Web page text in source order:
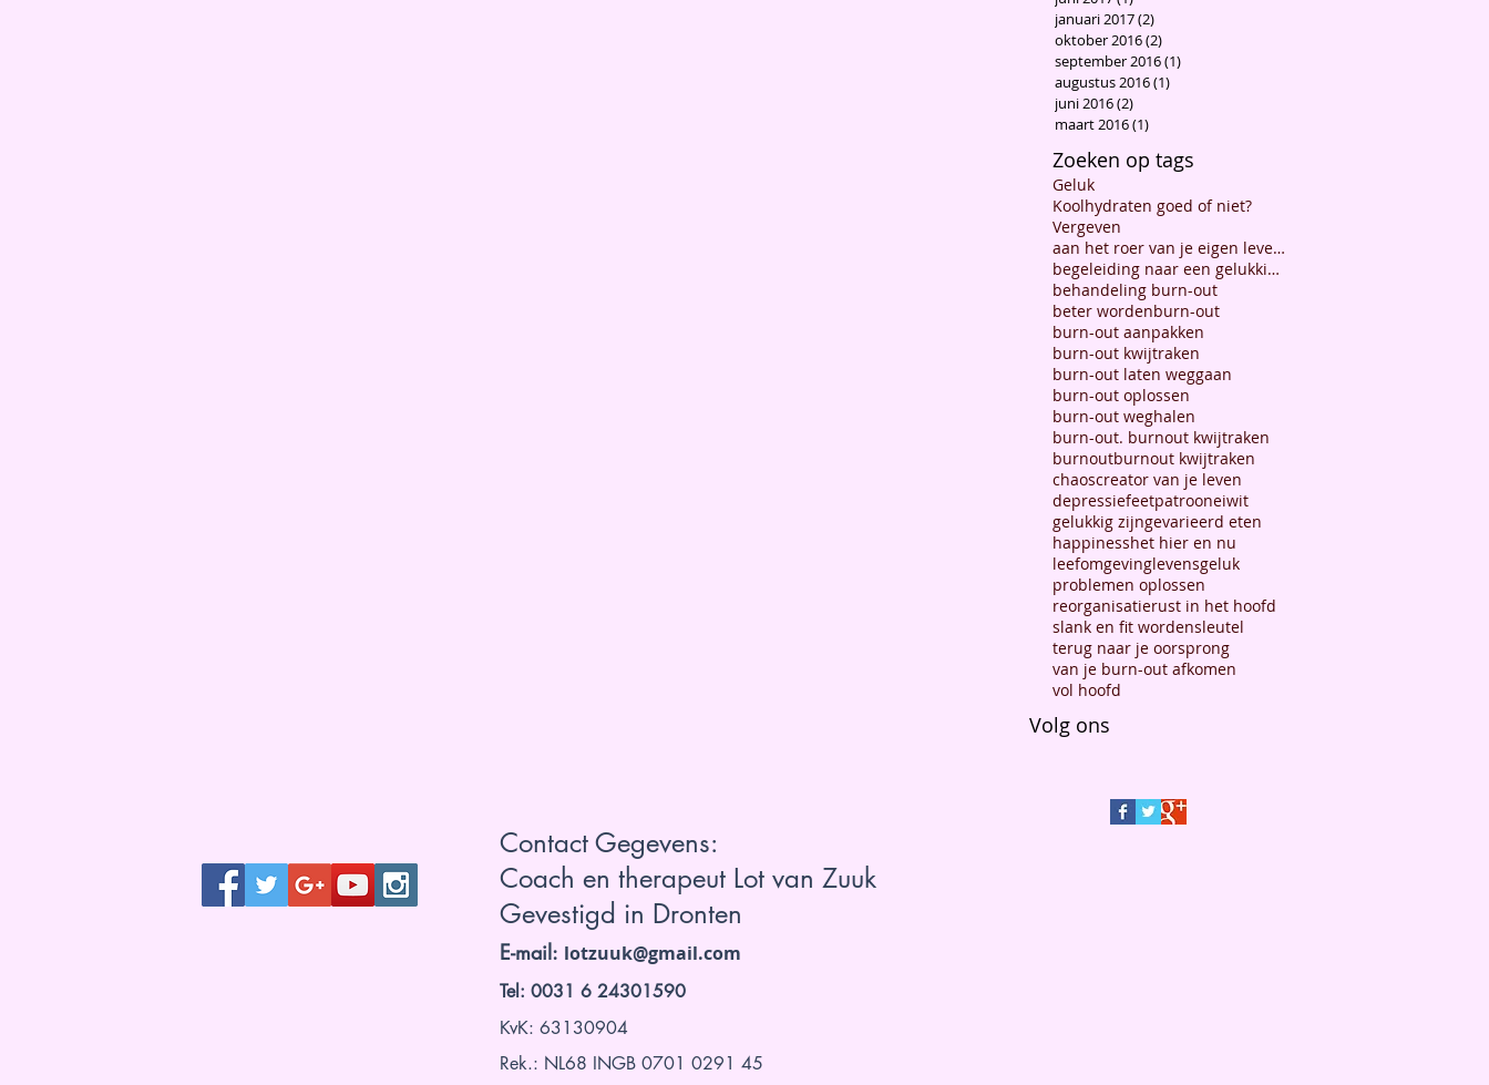
januari 2017(2)
oktober 2016(2)
september 2016(1)
augustus 2016(1)
juni 2016(2)
maart 2016(1)
Zoeken op tags
Geluk
Koolhydraten goed of niet?
Vergeven
aan het roer van je eigen leven staan
begeleiding naar een gelukkig leven
behandeling burn-out
beter wordenburn-out
burn-out aanpakken
burn-out kwijtraken
burn-out laten weggaan
burn-out oplossen
burn-out weghalen
burn-out. burnout kwijtraken
burnoutburnout kwijtraken
chaoscreator van je leven
depressiefeetpatrooneiwit
gelukkig zijngevarieerd eten
happinesshet hier en nu
leefomgevinglevensgeluk
problemen oplossen
reorganisatierust in het hoofd
slank en fit wordensleutel
terug naar je oorsprong
van je burn-out afkomen
vol hoofd
Volg ons
Contact Gegevens:
Coach en therapeut Lot van Zuuk
Gevestigd in Dronten
E-mail: lotzuuk@gmail.com
Tel: 0031 6 24301590
KvK: 63130904
Rek.: NL68 INGB 0701 0291 45